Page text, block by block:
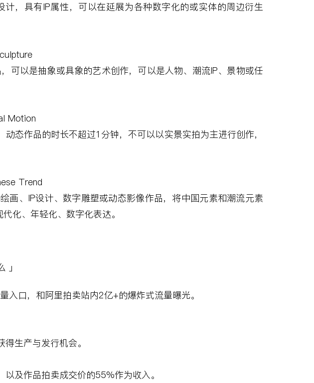
计，具有IP属性，可以在延展为各种数字化的或实体的周边衍生
可以是抽象或具象的艺术创作，可以是人物、潮流IP、景物或任
Motion
动态作品的时长不超过1 分钟，不可以以实景实拍为主进行创作，
Trend
画、 IP设计、数字雕塑或动态影像作品，将中国元素和潮流元素
化、年轻化、数字化表达。
」
入口，和阿里拍卖站内2亿+的爆炸式流量曝光。
生产与发行机会。
以及作品拍卖成交价的55%作为收入。